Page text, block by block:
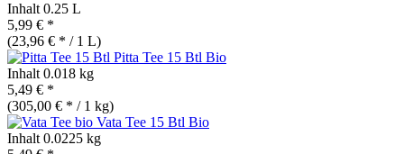
Inhalt 0.25 L
5,99 € *
(23,96 € * / 1 L)
Pitta Tee 15 Btl Bio
Inhalt 0.018 kg
5,49 € *
(305,00 € * / 1 kg)
Vata Tee 15 Btl Bio
Inhalt 0.0225 kg